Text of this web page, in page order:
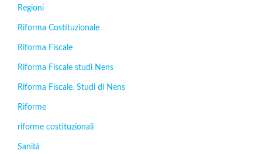
Regioni
Riforma Costituzionale
Riforma Fiscale
Riforma Fiscale studi Nens
Riforma Fiscale. Studi di Nens
Riforme
riforme costituzionali
Sanità